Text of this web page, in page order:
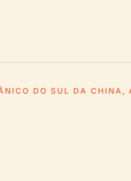
DO SUL DA